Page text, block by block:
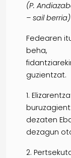
(P.
– sail berria)
Fedearen
beha,
guzientzat.
1.
dezaten
dezagun
2.